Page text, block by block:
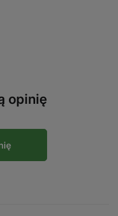
opinię